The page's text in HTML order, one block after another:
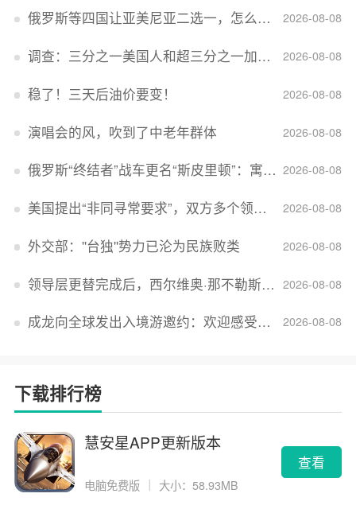
2026-08-08
俄罗斯等四国让亚美尼亚二选一，怎么回事？
2026-08-08
调查：三分之一美国人和超三分之一加拿大人感到经济压力
2026-08-08
稳了！三天后油价要变！
2026-08-08
演唱会的风，吹到了中老年群体
2026-08-08
俄罗斯“终结者”战车更名“斯皮里顿”：寓意强大可靠，彰显俄精神力量
2026-08-08
美国提出“非同寻常要求”，双方多个领域分歧依旧，印美贸易谈判进入“关键阶段”
2026-08-08
外交部：''台独''势力已沦为民族败类
2026-08-08
领导层更替完成后，西尔维奥·那不勒斯出任Lucid首席执行官
2026-08-08
成龙向全球发出入境游邀约：欢迎感受无滤镜的真实中国
下载排行榜
慧安星APP更新版本
电脑免费版 ｜ 大小：58.93MB
查看